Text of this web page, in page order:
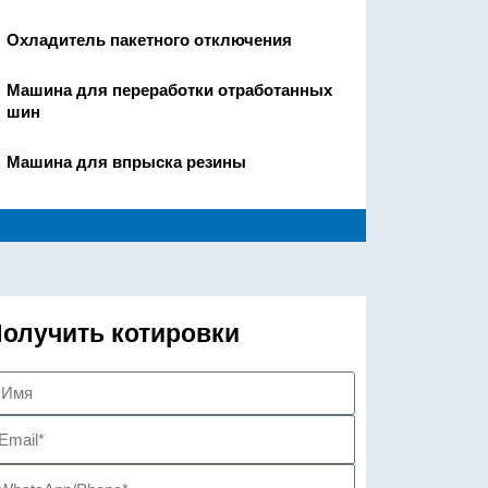
Охладитель пакетного отключения
Машина для переработки отработанных
шин
Машина для впрыска резины
котировки